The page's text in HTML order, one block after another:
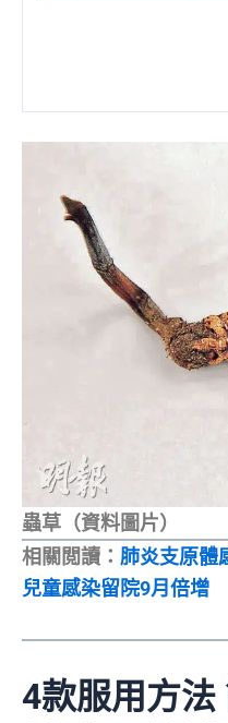
蟲草（資料圖片）
相關閲讀： 肺炎支原體
兒童感染留院9月倍增
4款服用方